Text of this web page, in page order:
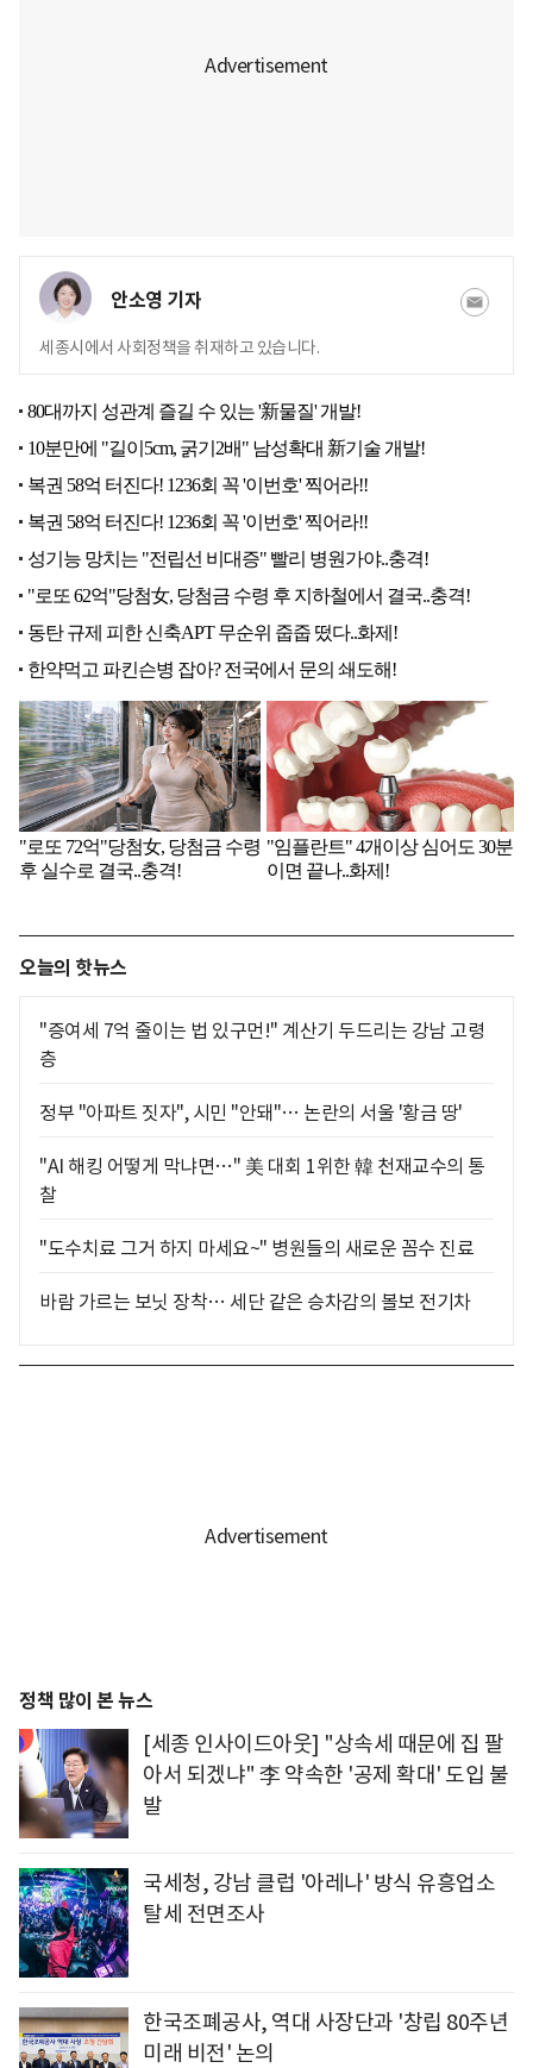
안소영 기자
세종시에서 사회정책을 취재하고 있습니다.
오늘의 핫뉴스
"증여세 7억 줄이는 법 있구먼!" 계산기 두드리는 강남 고령
층
정부 "아파트 짓자", 시민 "안돼"… 논란의 서울 '황금 땅'
"AI 해킹 어떻게 막냐면…" 美 대회 1위한 韓 천재교수의 통
찰
"도수치료 그거 하지 마세요~" 병원들의 새로운 꼼수 진료
바람 가르는 보닛 장착… 세단 같은 승차감의 볼보 전기차
정책 많이 본 뉴스
[세종 인사이드아웃] "상속세 때문에 집 팔
아서 되겠냐" 李 약속한 '공제 확대' 도입 불
발
국세청, 강남 클럽 '아레나' 방식 유흥업소
탈세 전면조사
한국조폐공사, 역대 사장단과 '창립 80주년
미래 비전' 논의